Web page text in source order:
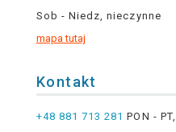
Sob - Niedz, nieczynne
mapa tutaj
Kontakt
+48 881 713 281 PON -